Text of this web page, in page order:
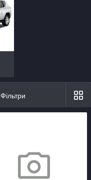
Фільтри